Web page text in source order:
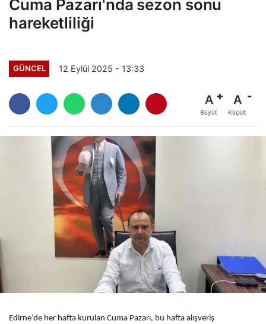
Cuma Pazarı'nda sezon sonu
hareketliliği
GÜNCEL 12 Eylül 2025 - 13:33
A
Büyüt
A
Küçült
Edirne’de her hafta kurulan Cuma Pazarı, bu hafta alışveriş